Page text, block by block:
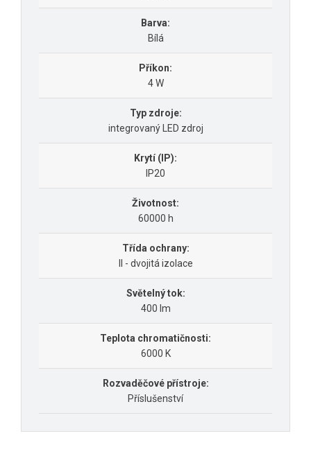
Barva:
Bílá
Příkon:
4 W
Typ zdroje:
integrovaný LED zdroj
Krytí (IP):
IP20
Životnost:
60000 h
Třída ochrany:
II - dvojitá izolace
Světelný tok:
400 lm
Teplota chromatičnosti:
6000 K
Rozvaděčové přístroje:
Příslušenství